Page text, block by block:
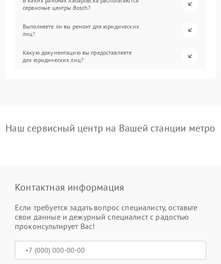
сервисные центры Bosch?
Выполняете ли вы ремонт для юридических
лиц?
Какую документацию вы предоставляете
для юридических лиц?
Наш сервисный центр на Вашей станции метро
Контактная информация
Если требуется задать вопрос специалисту, оставьте
свои данные и дежурный специалист с радостью
проконсультирует Вас!